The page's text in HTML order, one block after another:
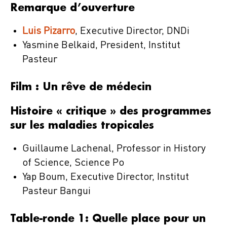
Remarque d’ouverture
Luis Pizarro, Executive Director, DNDi
Yasmine Belkaid, President, Institut
Pasteur
Film : Un rêve de médecin
Histoire « critique » des programmes
sur les maladies tropicales
Guillaume Lachenal, Professor in History
of Science, Science Po
Yap Boum, Executive Director, Institut
Pasteur Bangui
Table-ronde 1: Quelle place pour un